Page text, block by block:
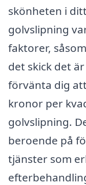
skönheten i
golvslipning
faktorer,
det skick det
förvänta dig
kronor per
golvslipning.
beroende på
tjänster som